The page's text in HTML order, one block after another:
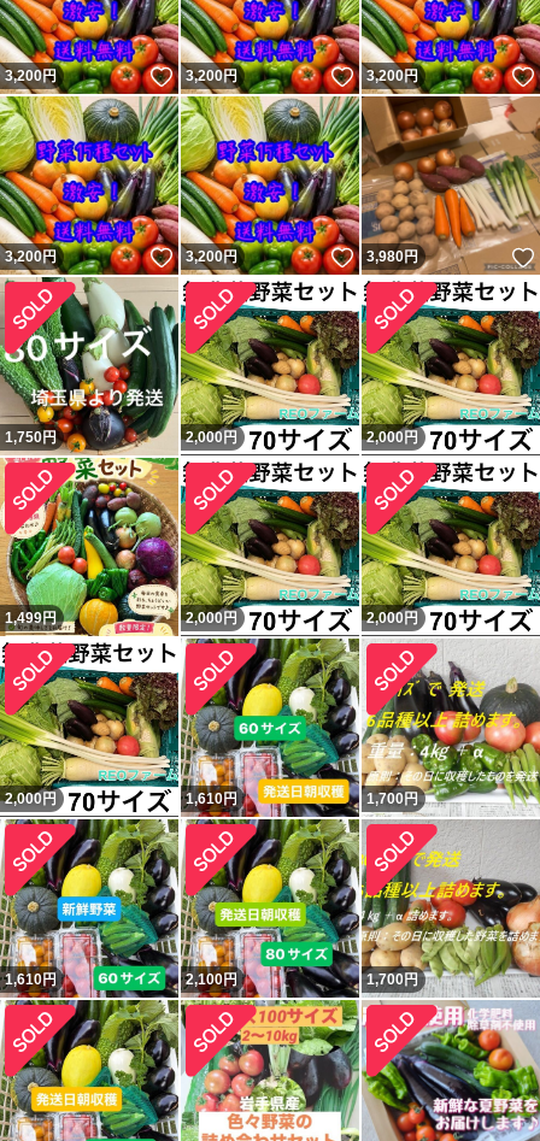
3,200円 いいね！
3,200円 いいね！
3,200円
3,200円 いいね！
3,200円 いいね！
3,980円
1,750円 2,000 円 2,000 円
1,499円 2,000 円 2,000 円
2,000 円 1,610円 1,700円
1,610円 2,100円 1,700 円